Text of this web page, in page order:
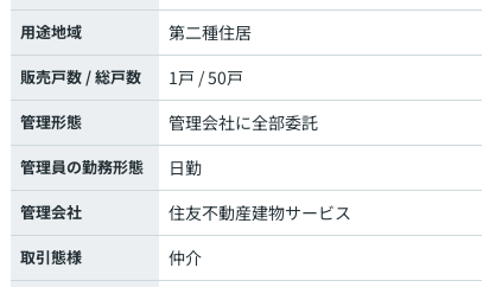
用途地域 第二種住居
販売戸数 / 総戸数 1戸 / 50戸
管理形態 管理会社に全部委託
管理員の勤務形態 日勤
管理会社 住友不動産建物サービス
取引態様 仲介